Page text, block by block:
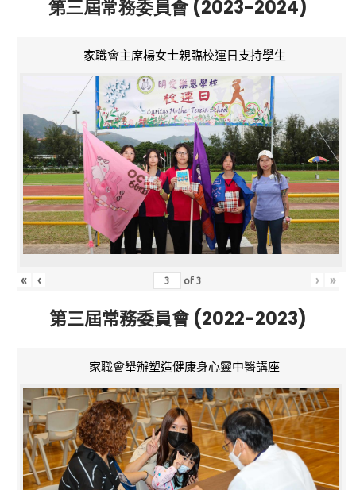
第三屆常務委員會 (2023-2024)
家職會主席楊女士親臨校運日支持學生
« ‹ of3 › »
第三屆常務委員會 (2022-2023)
家職會舉辦塑造健康身心靈中醫講座